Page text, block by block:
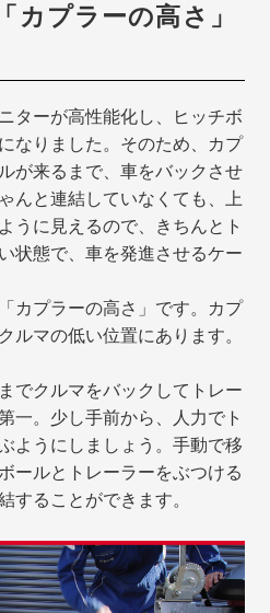
カプラーの高さ」
ターが高性能化し、ヒッチボ
なりました。そのため、カプ
が来るまで、車をバックさせ
んと連結していなくても、上
うに見えるので、きちんとト
状態で、車を発進させるケー
カプラーの高さ」です。カプ
ルマの低い位置にあります。
でクルマをバックしてトレー
一。少し手前から、人力でト
ようにしましょう。手動で移
ールとトレーラーをぶつける
することができます。